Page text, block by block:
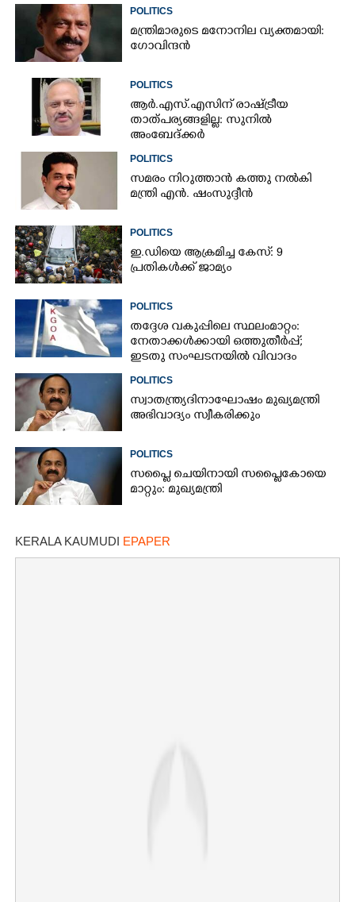
POLITICS
മന്ത്രിമാരുടെ മനോനില വ്യക്തമായി:
ഗോവിന്ദൻ
POLITICS
ആർ.എസ്.എസിന് രാഷ്ട്രീയ
താത്പര്യങ്ങളില്ല: സുനിൽ
അംബേദ്ക്കർ
POLITICS
സമരം നിറുത്താൻ കത്തു നൽകി
മന്ത്രി എൻ. ഷംസുദ്ദീൻ
POLITICS
ഇ.ഡിയെ ആക്രമിച്ച കേസ്: 9
പ്രതികൾക്ക് ജാമ്യം
POLITICS
തദ്ദേശ വകുപ്പിലെ സ്ഥലംമാറ്റം:
നേതാക്കൾക്കായി ഒത്തുതീർപ്പ്;
ഇടതു സംഘടനയിൽ വിവാദം
POLITICS
സ്വാതന്ത്ര്യദിനാഘോഷം മുഖ്യമന്ത്രി
അഭിവാദ്യം സ്വീകരിക്കും
POLITICS
സപ്ലൈ ചെയിനായി സപ്ലൈകോയെ
മാറ്റും: മുഖ്യമന്ത്രി
KERALA KAUMUDI EPAPER